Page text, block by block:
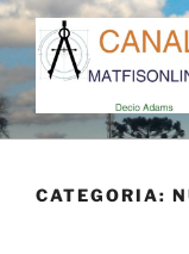
Pular
para
o
conteúdo
CATEGORIA: